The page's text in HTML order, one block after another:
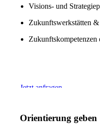
Visions- und
Zukunftswerkstätten
Zukunftskompetenzen
Jetzt anfragen
Orientierung geben